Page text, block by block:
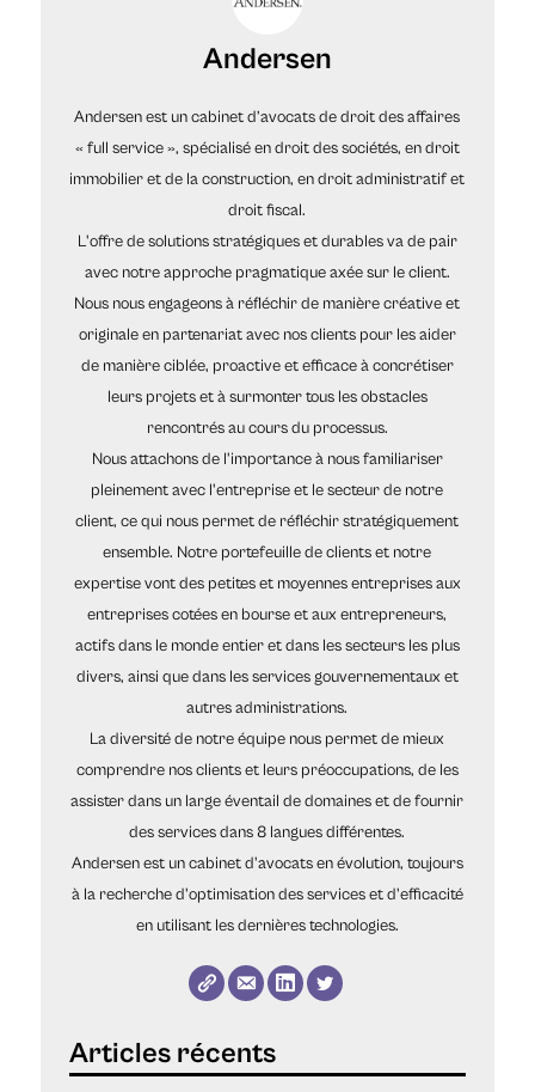
Andersen
Andersen est un cabinet d’avocats de droit des affaires
« full service », spécialisé en droit des sociétés, en droit
immobilier et de la construction, en droit administratif et
droit fiscal.
L'offre de solutions stratégiques et durables va de pair
avec notre approche pragmatique axée sur le client.
Nous nous engageons à réfléchir de manière créative et
originale en partenariat avec nos clients pour les aider
de manière ciblée, proactive et efficace à concrétiser
leurs projets et à surmonter tous les obstacles
rencontrés au cours du processus.
Nous attachons de l'importance à nous familiariser
pleinement avec l'entreprise et le secteur de notre
client, ce qui nous permet de réfléchir stratégiquement
ensemble. Notre portefeuille de clients et notre
expertise vont des petites et moyennes entreprises aux
entreprises cotées en bourse et aux entrepreneurs,
actifs dans le monde entier et dans les secteurs les plus
divers, ainsi que dans les services gouvernementaux et
autres administrations.
La diversité de notre équipe nous permet de mieux
comprendre nos clients et leurs préoccupations, de les
assister dans un large éventail de domaines et de fournir
des services dans 8 langues différentes.
Andersen est un cabinet d'avocats en évolution, toujours
à la recherche d'optimisation des services et d'efficacité
en utilisant les dernières technologies.